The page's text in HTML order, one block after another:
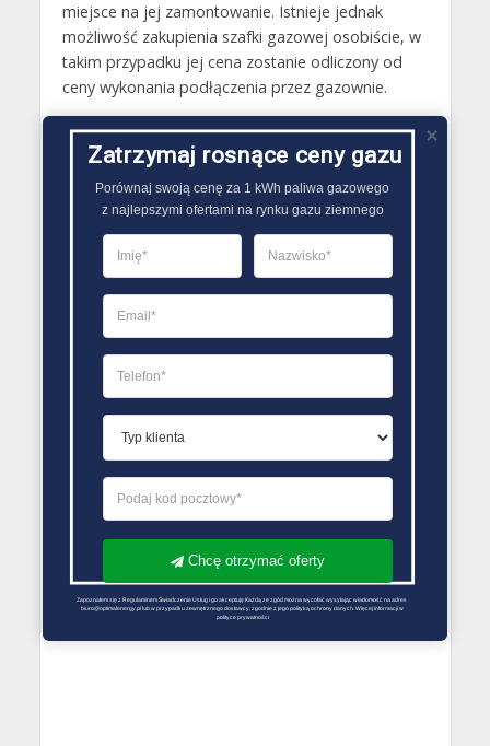
miejsce na jej zamontowanie. Istnieje jednak
możliwość zakupienia szafki gazowej osobiście, w
takim przypadku jej cena zostanie odliczony od
ceny wykonania podłączenia przez gazownie.
Gazy techniczne Bieruń
Butle gazowe Bieruń
Gaz płynny Bieruń
LPG Bieruń
Dostawcy gazu Bieruń
Zatrzymaj rosnące ceny gazu
Porównaj swoją cenę za 1 kWh paliwa gazowego
z najlepszymi ofertami na rynku gazu ziemnego
Chcę otrzymać oferty
Zapoznałem się z Regulaminem Świadczenie Usług i go akceptuję Każdą ze zgód można wycofać wysyłając wiadomość na adres
biuro@optimalenergy.pl lub w przypadku zewnętrznego dostawcy, zgodnie z jego polityką ochrony danych. Więcej informacji w
polityce prywatności